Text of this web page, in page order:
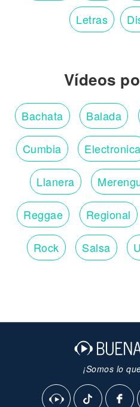
Letras
Vídeos
Bachata Balada
Cumbia Electronica
Llanera
Reggae Regional
Rock Salsa
¡Somos lo